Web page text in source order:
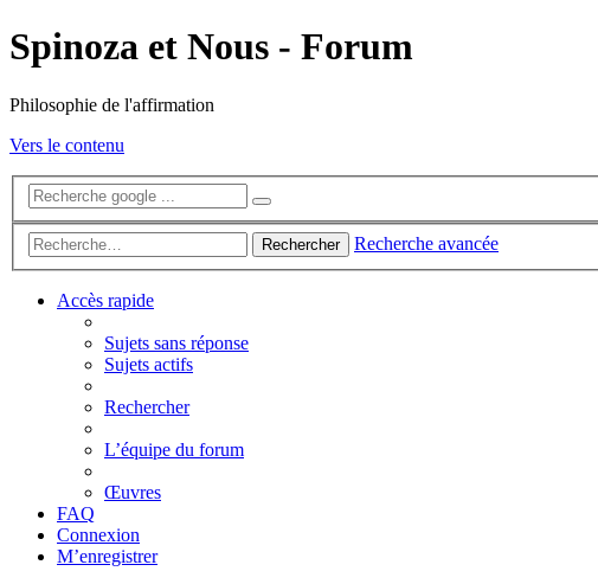
Spinoza et Nous - Forum
Philosophie de l'affirmation
Vers le contenu
Rechercher Recherche avancée
Accès rapide
Sujets sans réponse
Sujets actifs
Rechercher
L’équipe du forum
Œuvres
FAQ
Connexion
M’enregistrer